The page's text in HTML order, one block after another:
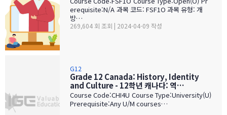
erequisite:N/A 과목 코드: FSF1O 과목 유형: 개
방…
269,604 회 조회 | 2024-04-09 작성
G12
Grade 12 Canada: History, Identity
and Culture - 12학년 캐나다: 역…
Course Code:CHI4U Course Type:University(U)
Prerequisite:Any U/M courses…